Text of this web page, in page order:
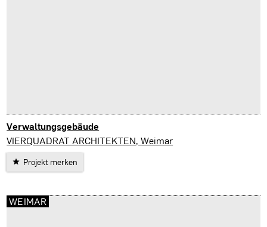
Verwaltungsgebäude
Weimar
VIERQUADRAT ARCHITEKTEN, Weimar
Projekt merken
WEIMAR